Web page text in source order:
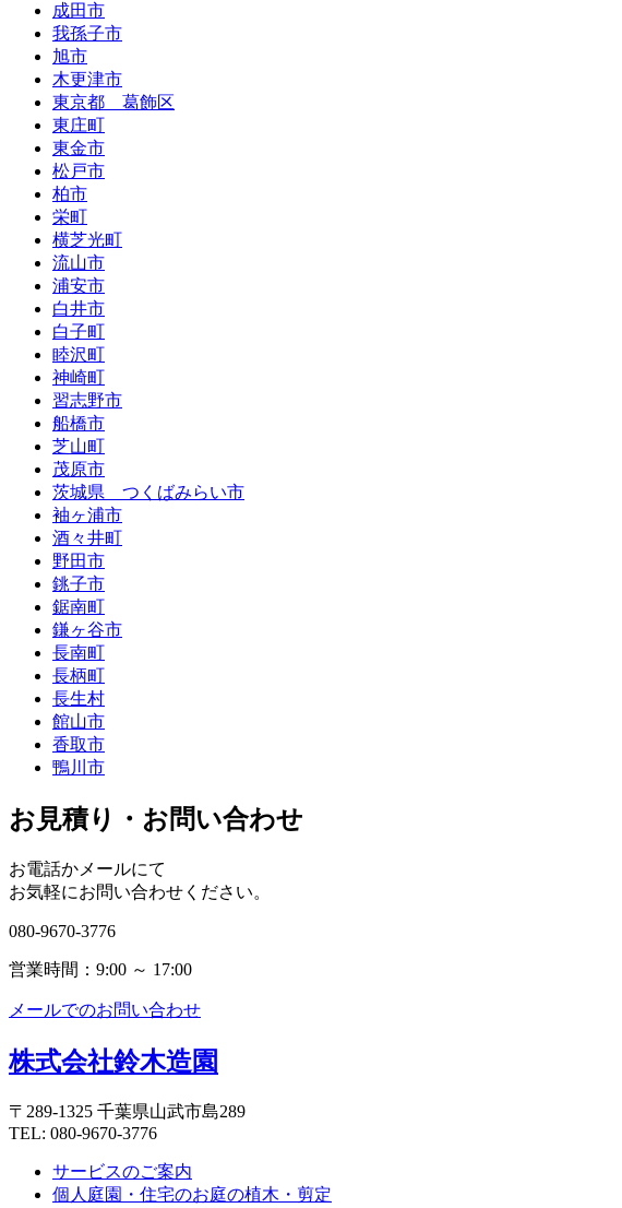
成田市
我孫子市
旭市
木更津市
東京都 葛飾区
東庄町
東金市
松戸市
柏市
栄町
横芝光町
流山市
浦安市
白井市
白子町
睦沢町
神崎町
習志野市
船橋市
芝山町
茂原市
茨城県 つくばみらい市
袖ヶ浦市
酒々井町
野田市
銚子市
鋸南町
鎌ヶ谷市
長南町
長柄町
長生村
館山市
香取市
鴨川市
お見積り・お問い合わせ
お電話かメールにて
お気軽にお問い合わせください。
080-9670-3776
営業時間：9:00 ～ 17:00
メールでのお問い合わせ
株式会社鈴木造園
〒289-1325 千葉県山武市島289
TEL: 080-9670-3776
サービスのご案内
個人庭園・住宅のお庭の植木・剪定